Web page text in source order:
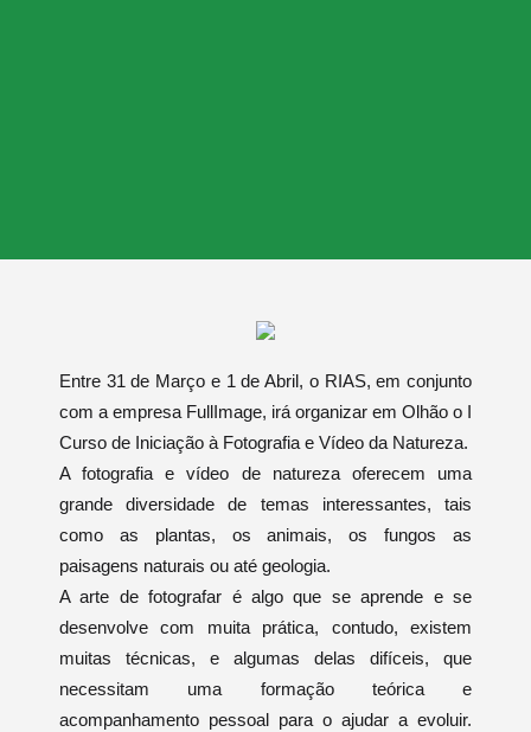
Entre 31 de Março e 1 de Abril, o RIAS, em conjunto
com a empresa FullImage, irá organizar em Olhão o I
Curso de Iniciação à Fotografia e Vídeo da Natureza.
A fotografia e vídeo de natureza oferecem uma
grande diversidade de temas interessantes, tais
como as plantas, os animais, os fungos as
paisagens naturais ou até geologia.
A arte de fotografar é algo que se aprende e se
desenvolve com muita prática, contudo, existem
muitas técnicas, e algumas delas difíceis, que
necessitam uma formação teórica e
acompanhamento pessoal para o ajudar a evoluir.